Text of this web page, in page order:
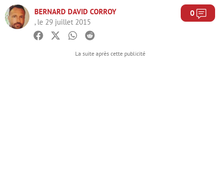
BERNARD DAVID CORROY
, le 29 juillet 2015
0
Facebook
TwitterWhatsapp
Reddit